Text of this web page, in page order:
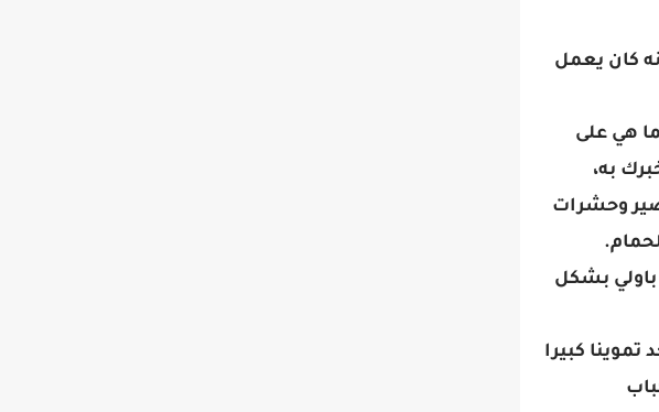
كان يعمل
هي على
به،
وحشرات
بشكل
كبيرا